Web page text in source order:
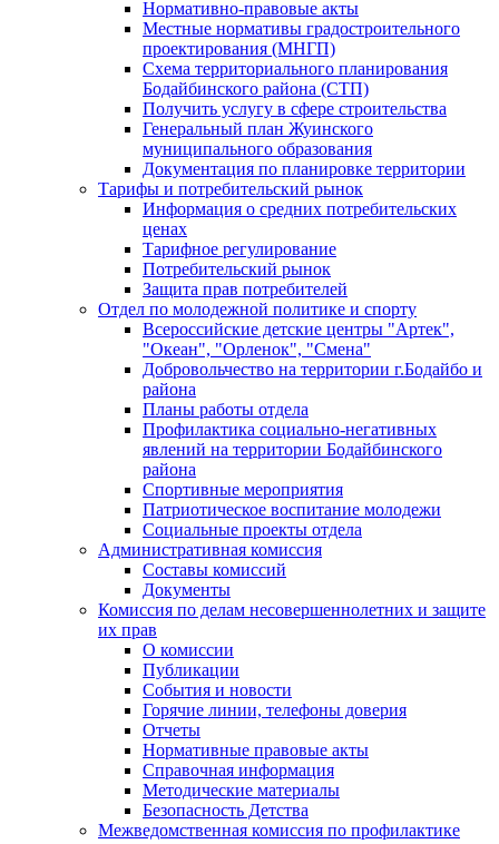
Нормативно-правовые акты
Местные нормативы градостроительного
проектирования (МНГП)
Схема территориального планирования
Бодайбинского района (СТП)
Получить услугу в сфере строительства
Генеральный план Жуинского
муниципального образования
Документация по планировке территории
Тарифы и потребительский рынок
Информация о средних потребительских
ценах
Тарифное регулирование
Потребительский рынок
Защита прав потребителей
Отдел по молодежной политике и спорту
Всероссийские детские центры "Артек",
"Океан", "Орленок", "Смена"
Добровольчество на территории г.Бодайбо и
района
Планы работы отдела
Профилактика социально-негативных
явлений на территории Бодайбинского
района
Спортивные мероприятия
Патриотическое воспитание молодежи
Социальные проекты отдела
Административная комиссия
Составы комиссий
Документы
Комиссия по делам несовершеннолетних и защите
их прав
О комиссии
Публикации
События и новости
Горячие линии, телефоны доверия
Отчеты
Нормативные правовые акты
Справочная информация
Методические материалы
Безопасность Детства
Межведомственная комиссия по профилактике